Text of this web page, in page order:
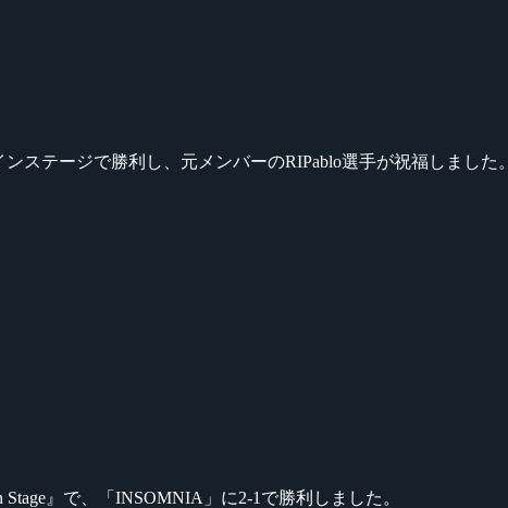
ステージで勝利し、元メンバーのRIPablo選手が祝福しました。
Stage』で、「INSOMNIA」に2-1で勝利しました。